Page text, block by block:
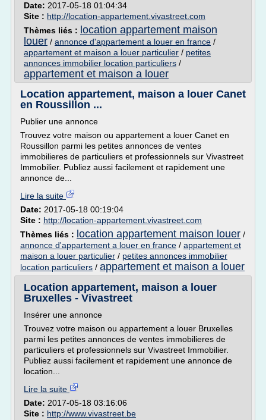
Date: 2017-05-18 01:04:34
Site : http://location-appartement.vivastreet.com
Thèmes liés : location appartement maison
louer / annonce d'appartement a louer en france /
appartement et maison a louer particulier / petites
annonces immobilier location particuliers /
appartement et maison a louer
Location appartement, maison a louer Canet
en Roussillon ...
Publier une annonce
Trouvez votre maison ou appartement a louer Canet en
Roussillon parmi les petites annonces de ventes
immobilieres de particuliers et professionnels sur Vivastreet
Immobilier. Publiez aussi facilement et rapidement une
annonce de...
Lire la suite
Date: 2017-05-18 00:19:04
Site : http://location-appartement.vivastreet.com
Thèmes liés : location appartement maison louer /
annonce d'appartement a louer en france / appartement et
maison a louer particulier / petites annonces immobilier
location particuliers / appartement et maison a louer
Location appartement, maison a louer
Bruxelles - Vivastreet
Insérer une annonce
Trouvez votre maison ou appartement a louer Bruxelles
parmi les petites annonces de ventes immobilieres de
particuliers et professionnels sur Vivastreet Immobilier.
Publiez aussi facilement et rapidement une annonce de
location...
Lire la suite
Date: 2017-05-18 03:16:06
Site : http://www.vivastreet.be